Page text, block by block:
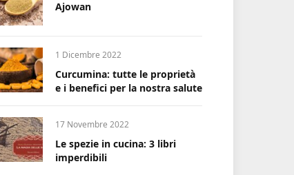
Ajowan
1 Dicembre 2022
Curcumina: tutte le proprietà
e i benefici per la nostra salute
17 Novembre 2022
Le spezie in cucina: 3 libri
imperdibili